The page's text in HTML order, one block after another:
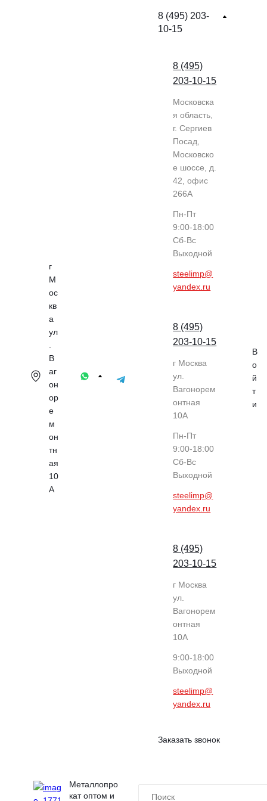
г
М
ос
кв
а
ул
В
аг
он
ор
е
м
он
тн
ая
10
А
8 (495) 203-
10-15
8 (495)
203-10-15
Московска
я область,
г. Сергиев
Посад,
Московско
е шоссе, д.
42, офис
266А
Пн-Пт
9:00-18:00
Cб-Вс
Выходной
steelimp@
yandex.ru
8 (495)
203-10-15
г Москва
ул.
Вагонорем
онтная
10А
Пн-Пт
9:00-18:00
Cб-Вс
Выходной
steelimp@
yandex.ru
8 (495)
203-10-15
г Москва
ул.
Вагонорем
онтная
10А
9:00-18:00
Выходной
steelimp@
yandex.ru
Заказать звонок
В
о
й
т
и
Металлопро
кат оптом и